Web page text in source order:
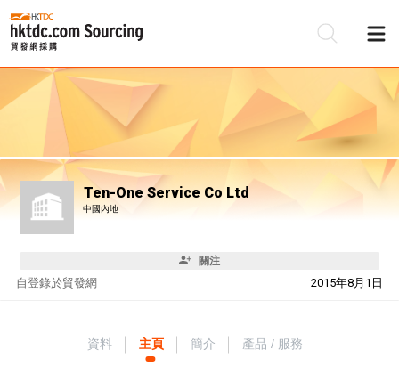
Ten-One Service Co Ltd
中國內地
關注
自 2015年8月1日
登錄於貿發網
資料 主頁 簡介 產品 / 服務